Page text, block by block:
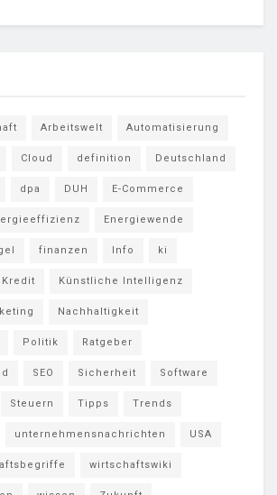
Arbeitswelt Automatisierung
Cloud definition Deutschland
dpa DUH E-Commerce
Energiewende
finanzen Info ki
Kredit Künstliche Intelligenz
Nachhaltigkeit
Politik Ratgeber
SEO Sicherheit Software
Steuern Tipps Trends
unternehmensnachrichten USA
wirtschaftswiki